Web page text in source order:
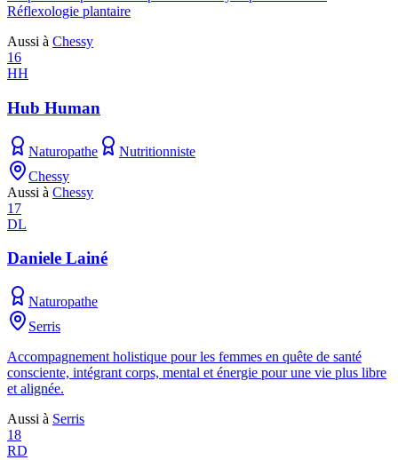
Réflexologie plantaire
Aussi à Chessy
16
HH
Hub Human
Naturopathe
Nutritionniste
Chessy
Aussi à Chessy
17
DL
Daniele Lainé
Naturopathe
Serris
Accompagnement holistique pour les femmes en quête de santé
consciente, intégrant corps, mental et énergie pour une vie plus libre
et alignée.
Aussi à Serris
18
RD